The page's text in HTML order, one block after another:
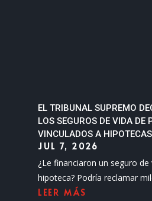
EL TRIBUNAL SUPREMO
LOS SEGUROS DE VIDA DE
VINCULADOS A HIPOTECAS
JUL 7, 2026
¿Le financiaron un seguro
hipoteca? Podría reclamar
LEER MÁS